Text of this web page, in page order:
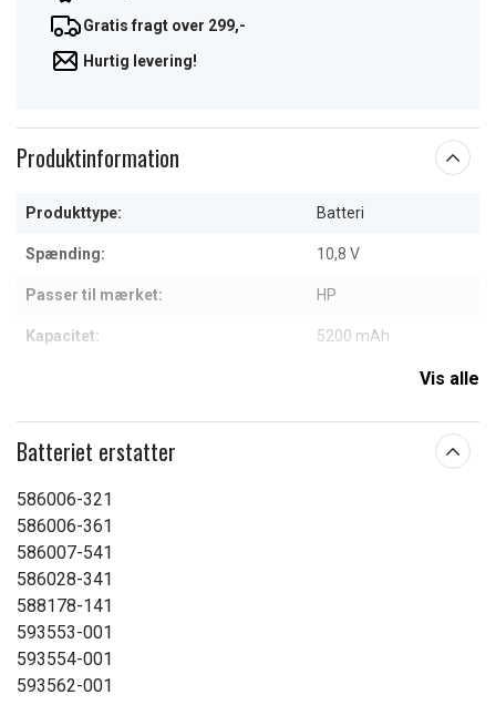
Gratis fragt over 299,-
Hurtig levering!
Produktinformation
Produkttype: Batteri
Spænding: 10,8 V
Passer til mærket: HP
Kapacitet: 5200 mAh
Vis alle
Batteriet erstatter
586006-321
586006-361
586007-541
586028-341
588178-141
593553-001
593554-001
593562-001